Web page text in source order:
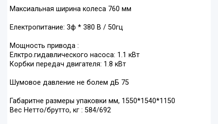
Максиальная ширина колеса 760 мм
Електропитание: 3ф * 380 В / 50гц
Мощность привода :
Елктро.гидавлического насоса: 1.1 кВт
Корбки передач двигателя: 1.8 кВт
Шумовое давление не болем дБ 75
Габаритне размеры упаковки мм, 1550*1540*1150
Вес Нетто/брутто, кг : 584/692